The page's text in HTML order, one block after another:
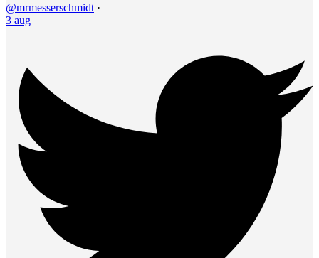
@mrmesserschmidt ·
3 aug